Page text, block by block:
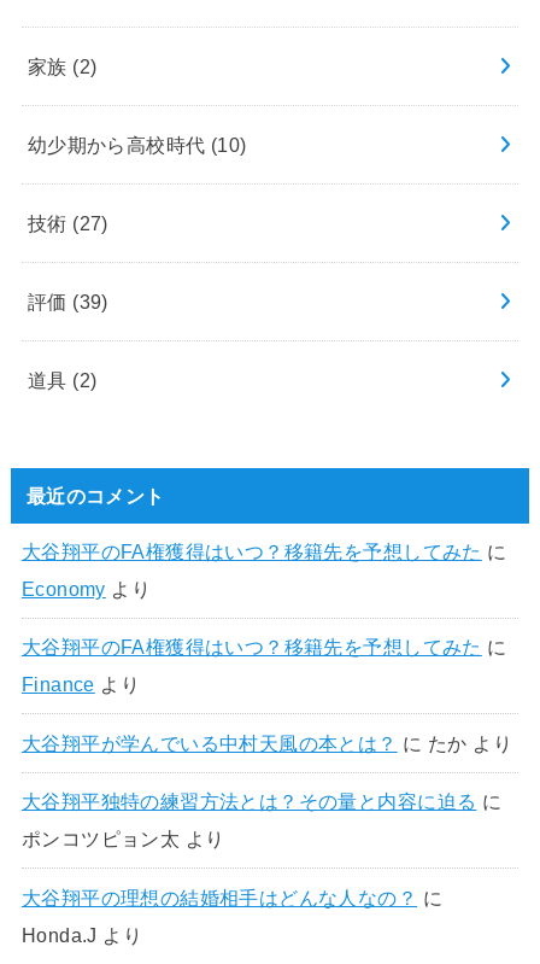
家族 (2)
幼少期から高校時代 (10)
技術 (27)
評価 (39)
道具 (2)
最近のコメント
大谷翔平のFA権獲得はいつ？移籍先を予想してみた に
Economy より
大谷翔平のFA権獲得はいつ？移籍先を予想してみた に
Finance より
大谷翔平が学んでいる中村天風の本とは？ に たか より
大谷翔平独特の練習方法とは？その量と内容に迫る に
ポンコツピョン太 より
大谷翔平の理想の結婚相手はどんな人なの？ に
Honda.J より